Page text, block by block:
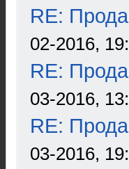
RE:
02-2016,
RE:
03-2016,
RE:
03-2016,